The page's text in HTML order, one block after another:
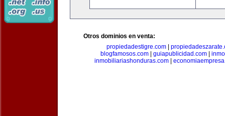
Otros dominios en venta:
propiedadestigre.com
blogfamosos.com
guiapublicidad.com
inmobiliariashonduras.com